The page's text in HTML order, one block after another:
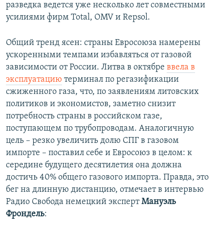
разведка ведется уже несколько лет совместными
усилиями фирм Total, OMV и Repsol.
Общий тренд ясен: страны Евросоюза намерены
ускоренными темпами избавляться от газовой
зависимости от России. Литва в октябре ввела в
эксплуатацию терминал по регазификации
сжиженного газа, что, по заявлениям литовских
политиков и экономистов, заметно снизит
потребность страны в российском газе,
поступающем по трубопроводам. Аналогичную
цель – резко увеличить долю СПГ в газовом
импорте – поставил себе и Евросоюз в целом: к
середине будущего десятилетия она должна
достичь 40% общего газового импорта. Правда, это
бег на длинную дистанцию, отмечает в интервью
Радио Свобода немецкий экспертМануэль
Фрондель: